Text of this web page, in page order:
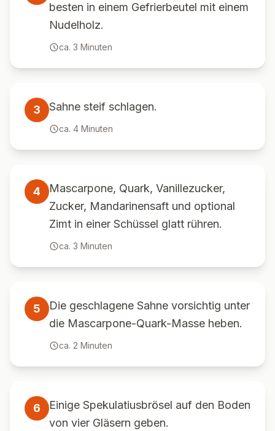
besten in einem Gefrierbeutel mit einem
Nudelholz.
ca. 3 Minuten
3 Sahne steif schlagen.
ca. 4 Minuten
4
Mascarpone, Quark, Vanillezucker,
Zucker, Mandarinensaft und optional
Zimt in einer Schüssel glatt rühren.
ca. 3 Minuten
5
Die geschlagene Sahne vorsichtig unter
die Mascarpone-Quark-Masse heben.
ca. 2 Minuten
6
Einige Spekulatiusbrösel auf den Boden
von vier Gläsern geben.